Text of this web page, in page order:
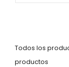
Todos los
productos